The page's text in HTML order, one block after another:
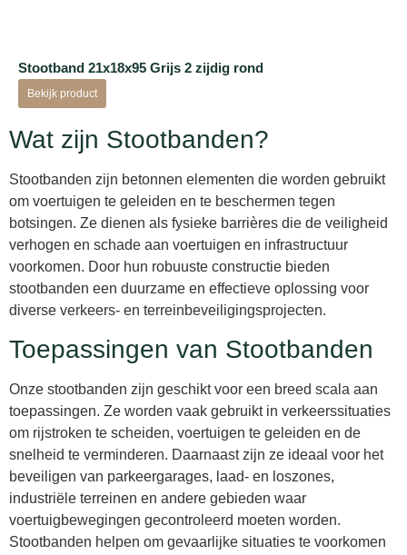
Stootband 21x18x95 Grijs 2 zijdig rond
Bekijk product
Wat zijn Stootbanden?
Stootbanden zijn betonnen elementen die worden gebruikt
om voertuigen te geleiden en te beschermen tegen
botsingen. Ze dienen als fysieke barrières die de veiligheid
verhogen en schade aan voertuigen en infrastructuur
voorkomen. Door hun robuuste constructie bieden
stootbanden een duurzame en effectieve oplossing voor
diverse verkeers- en terreinbeveiligingsprojecten.
Toepassingen van Stootbanden
Onze stootbanden zijn geschikt voor een breed scala aan
toepassingen. Ze worden vaak gebruikt in verkeerssituaties
om rijstroken te scheiden, voertuigen te geleiden en de
snelheid te verminderen. Daarnaast zijn ze ideaal voor het
beveiligen van parkeergarages, laad- en loszones,
industriële terreinen en andere gebieden waar
voertuigbewegingen gecontroleerd moeten worden.
Stootbanden helpen om gevaarlijke situaties te voorkomen